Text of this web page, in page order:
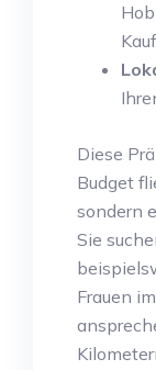
Diese
Budget
sondern
Sie
Frauen